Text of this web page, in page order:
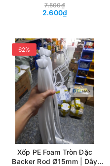
Xốp Chèn Khe, Tạo Hình
Decor, Handmade & May
7.500₫
2.600₫
62%
Xốp PE Foam Tròn Đặc
Backer Rod Ø15mm | Dây